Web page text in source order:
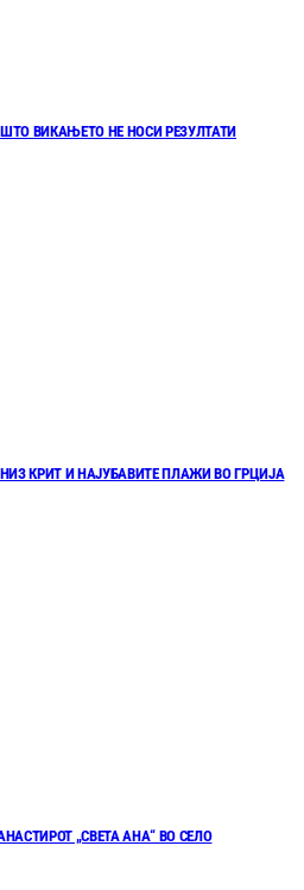
ВИКАЊЕТО НЕ НОСИ РЕЗУЛТАТИ
КРИТ И НАЈУБАВИТЕ ПЛАЖИ ВО ГРЦИЈА
„СВЕТА АНА“ ВО СЕЛО